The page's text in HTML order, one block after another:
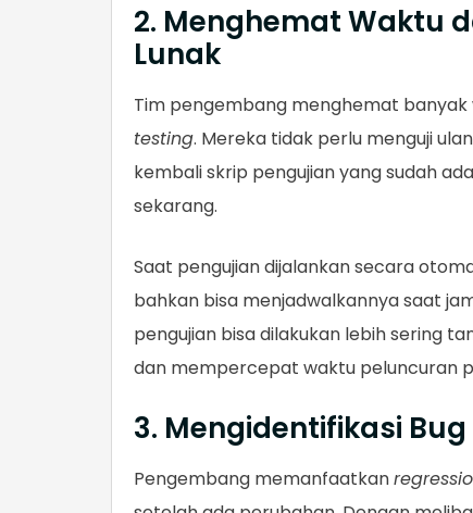
2. Menghemat Waktu
Lunak
Tim pengembang menghemat
testing. Mereka tidak perlu menguji
kembali skrip pengujian yang sudah
sekarang.
Saat pengujian dijalankan secara
bahkan bisa menjadwalkannya saat
pengujian bisa dilakukan lebih sering
dan mempercepat waktu peluncuran
3. Mengidentifikasi
Pengembang memanfaatkan